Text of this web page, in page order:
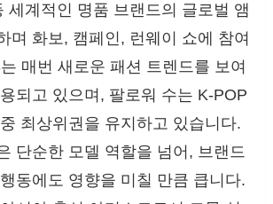
세계적인 명품 브랜드의 글로벌 앰
며 화보, 캠페인, 런웨이 쇼에 참여
매번 새로운 패션 트렌드를 보여
되고 있으며, 팔로워 수는 K-POP
최상위권을 유지하고 있습니다.
단순한 모델 역할을 넘어, 브랜드
동에도 영향을 미칠 만큼 큽니다.